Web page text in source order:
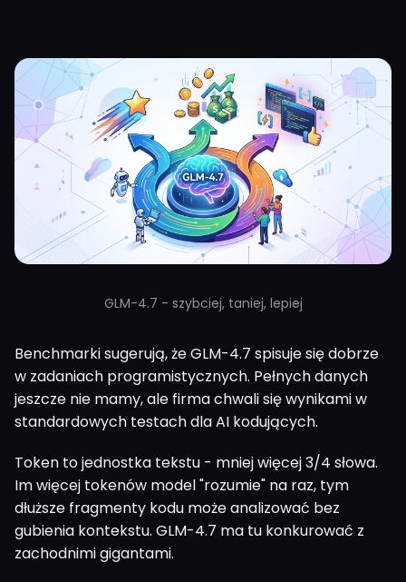
GLM-4.7 - szybciej, taniej, lepiej
Benchmarki sugerują, że GLM-4.7 spisuje się dobrze
w zadaniach programistycznych. Pełnych danych
jeszcze nie mamy, ale firma chwali się wynikami w
standardowych testach dla AI kodujących.
Token to jednostka tekstu - mniej więcej 3/4 słowa.
Im więcej tokenów model "rozumie" na raz, tym
dłuższe fragmenty kodu może analizować bez
gubienia kontekstu. GLM-4.7 ma tu konkurować z
zachodnimi gigantami.